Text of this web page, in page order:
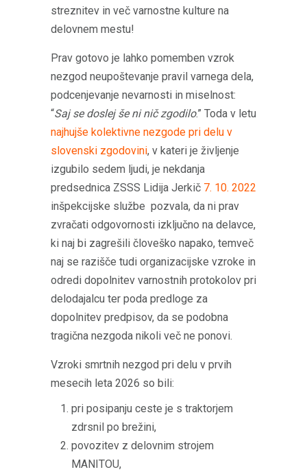
streznitev in več varnostne kulture na
delovnem mestu!
Prav gotovo je lahko pomemben vzrok
nezgod neupoštevanje pravil varnega dela,
podcenjevanje nevarnosti in miselnost:
“Saj se doslej še ni nič zgodilo.” Toda v letu
najhujše kolektivne nezgode pri delu v
slovenski zgodovini, v kateri je življenje
izgubilo sedem ljudi, je nekdanja
predsednica ZSSS Lidija Jerkič 7. 10. 2022
inšpekcijske službe pozvala, da ni prav
zvračati odgovornosti izključno na delavce,
ki naj bi zagrešili človeško napako, temveč
naj se razišče tudi organizacijske vzroke in
odredi dopolnitev varnostnih protokolov pri
delodajalcu ter poda predloge za
dopolnitev predpisov, da se podobna
tragična nezgoda nikoli več ne ponovi.
Vzroki smrtnih nezgod pri delu v prvih
mesecih leta 2026 so bili:
pri posipanju ceste je s traktorjem
zdrsnil po brežini,
povozitev z delovnim strojem
MANITOU,